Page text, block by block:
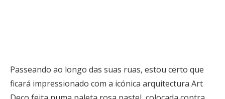
Passeando ao longo das suas ruas, estou certo que
ficará impressionado com a icónica arquitectura Art